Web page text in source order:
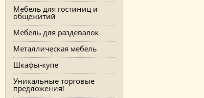
Мебель для гостиниц и
общежитий
Мебель для раздевалок
Металлическая мебель
Шкафы-купе
Уникальные торговые
предложения!